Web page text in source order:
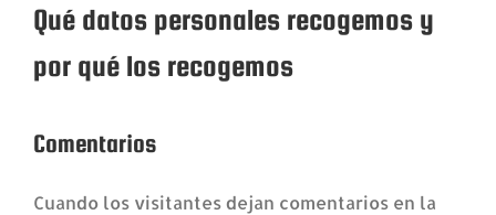
Qué datos personales recogemos y
por qué los recogemos
Comentarios
Cuando los visitantes dejan comentarios en la